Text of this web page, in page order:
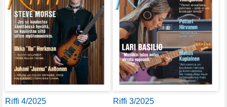
Riffi 4/2025 Riffi 3/2025